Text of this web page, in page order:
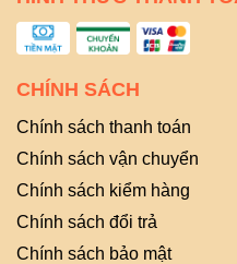
CHÍNH SÁCH
Chính sách thanh toán
Chính sách vận chuyển
Chính sách kiểm hàng
Chính sách đổi trả
Chính sách bảo mật